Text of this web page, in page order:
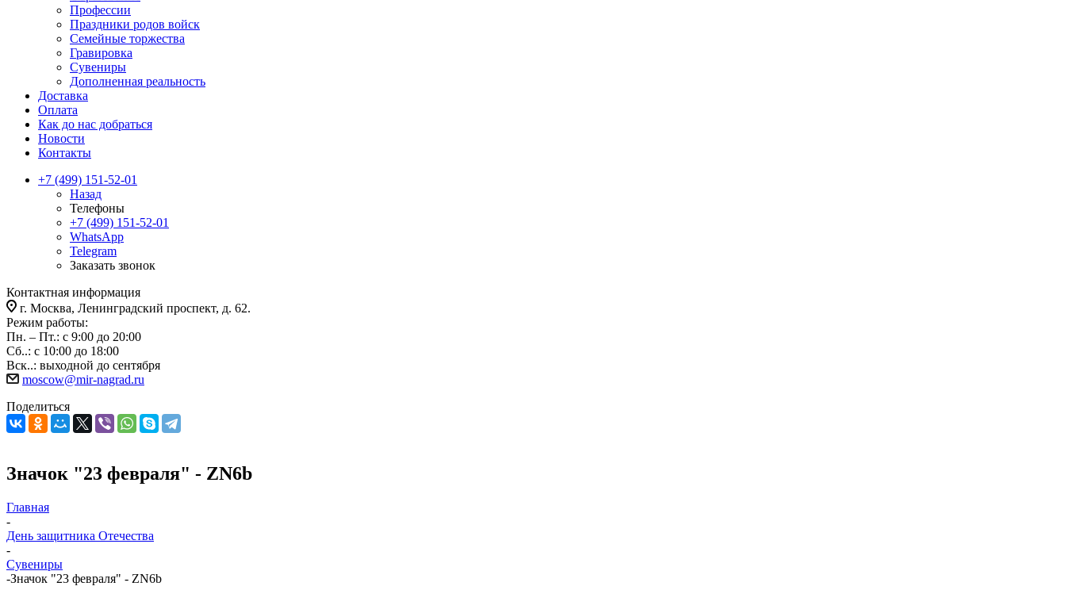
Профессии
Праздники родов войск
Семейные торжества
Гравировка
Сувениры
Дополненная реальность
Доставка
Оплата
Как до нас добраться
Новости
Контакты
+7 (499) 151-52-01
Назад
Телефоны
+7 (499) 151-52-01
WhatsApp
Telegram
Заказать звонок
Контактная информация
г. Москва, Ленинградский проспект, д. 62.
Режим работы:
Пн. – Пт.: с 9:00 до 20:00
Сб..: с 10:00 до 18:00
Вск..: выходной до сентября
moscow@mir-nagrad.ru
Поделиться
Значок "23 февраля" - ZN6b
Главная
-
День защитника Отечества
-
Сувениры
-Значок "23 февраля" - ZN6b